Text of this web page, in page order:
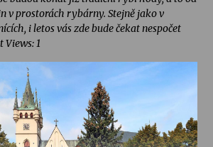
v prostorách rybárny. Stejně jako v
i letos vás zde bude čekat nespočet
Views: 1